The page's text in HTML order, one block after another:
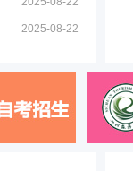
2025-08-22